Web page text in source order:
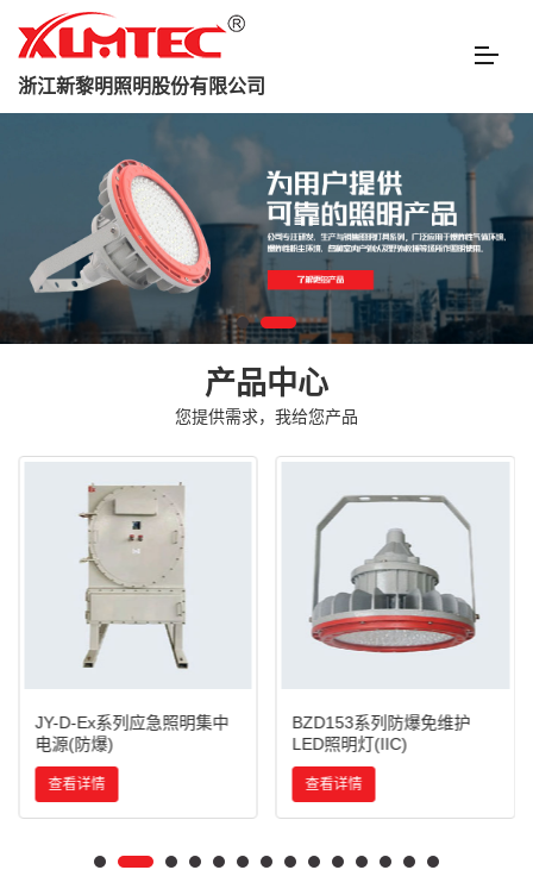
浙江新黎明照明股份有限公司
产品中心
您提供需求，我给您产品
JY-D-Ex系列应急照明集中
电源(防爆)
查看详情
BZD153系列防爆免维护
LED照明灯(IIC)
查看详情